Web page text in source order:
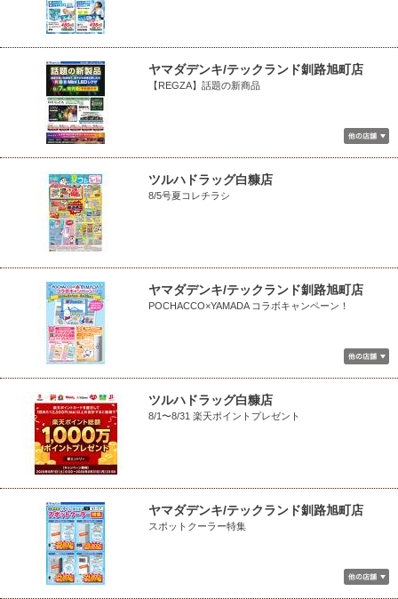
ヤマダデンキ/テックランド釧路旭町店
【REGZA】話題の新商品
ツルハドラッグ白糠店
8/5号夏コレチラシ
ヤマダデンキ/テックランド釧路旭町店
POCHACCO×YAMADA コラボキャンペーン！
ツルハドラッグ白糠店
8/1〜8/31 楽天ポイントプレゼント
ヤマダデンキ/テックランド釧路旭町店
スポットクーラー特集